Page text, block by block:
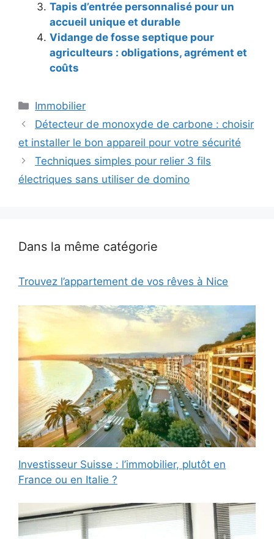
Tapis d’entrée personnalisé pour un
accueil unique et durable
Vidange de fosse septique pour
agriculteurs : obligations, agrément et
coûts
Catégories
Immobilier
Détecteur de monoxyde de carbone : choisir
et installer le bon appareil pour votre sécurité
Techniques simples pour relier 3 fils
électriques sans utiliser de domino
Dans la même catégorie
Trouvez l’appartement de vos rêves à Nice
Investisseur Suisse : l’immobilier, plutôt en
France ou en Italie ?